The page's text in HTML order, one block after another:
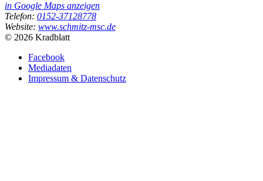
in Google Maps anzeigen
Telefon: 0152-37128778
Website: www.schmitz-msc.de
© 2026 Kradblatt
Facebook
Mediadaten
Impressum & Datenschutz